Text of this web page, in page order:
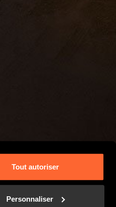
Tout autoriser
Personnaliser